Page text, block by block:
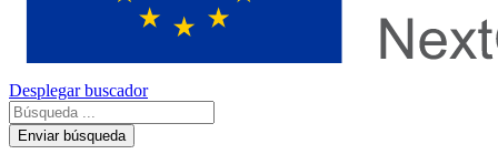
Desplegar buscador
Enviar búsqueda